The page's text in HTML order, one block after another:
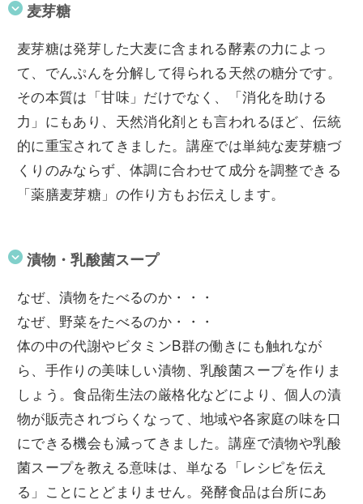
麦芽糖
麦芽糖は発芽した大麦に含まれる酵素の力によっ
て、でんぷんを分解して得られる天然の糖分です。
その本質は「甘味」だけでなく、「消化を助ける
力」にもあり、天然消化剤とも言われるほど、伝統
的に重宝されてきました。講座では単純な麦芽糖づ
くりのみならず、体調に合わせて成分を調整できる
「薬膳麦芽糖」の作り方もお伝えします。
漬物・乳酸菌スープ
なぜ、漬物をたべるのか・・・
なぜ、野菜をたべるのか・・・
体の中の代謝やビタミンB群の働きにも触れなが
ら、手作りの美味しい漬物、乳酸菌スープを作りま
しょう。食品衛生法の厳格化などにより、個人の漬
物が販売されづらくなって、地域や各家庭の味を口
にできる機会も減ってきました。講座で漬物や乳酸
菌スープを教える意味は、単なる「レシピを伝え
る」ことにとどまりません。発酵食品は台所にあ